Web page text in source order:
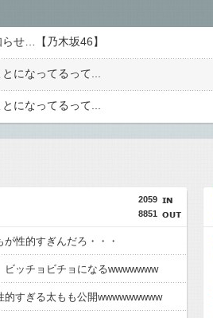
せ…【乃木坂46】
になってるって...
になってるって...
2059
8851
性的すぎんだろ・・・
ビッチョビチョになるwwwwwww
すぎる太もも公開wwwwwwwww